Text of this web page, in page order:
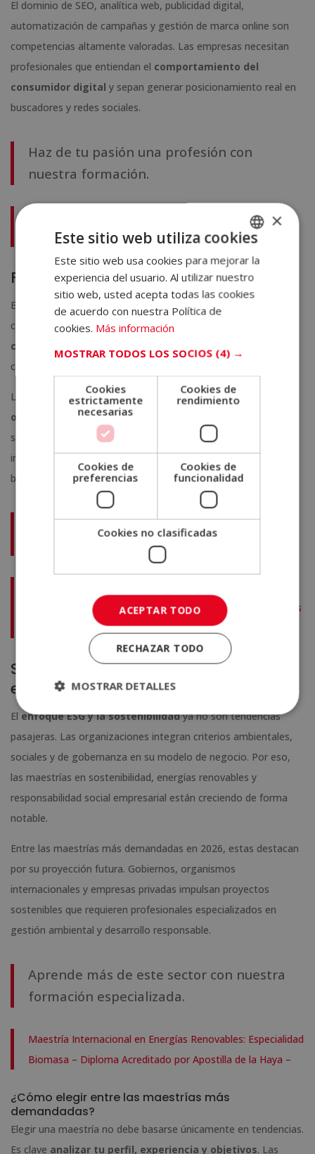
El dominio de SEO, analítica web, publicidad digital,
automatización de campañas y gestión de marca online son
competencias altamente valoradas. Las empresas necesitan
profesionales que entiendan el comportamiento del
consumidor digital y sepan generar posicionamiento real en
buscadores y redes sociales.
Haz de tu pasión una profesión con
nuestra formación.
Maestría Internacional en Marketing Online, SEO y
Posicionamiento en Buscadores
Finanzas y gestión de inversiones
En contextos económicos cambiantes, la gestión financiera
cobra aún más relevancia. Lasmaestrías en finanzas
corporativas
constante del ranking de maestrías más demandadas en 2026.
Los perfiles con capacidad para
analizar mercados,
optimizar recursos y diseñar estrategias
sólida tienen ventajas competitivas claras. Bancos, fondos de
inversión, startups tecnológicas y grandes corporaciones
buscan expertos financieros con visión estratégica.
Conviértete en un profesional del tema
con nuestra maestría online.
Finanzas y Tesorería (Con Certificado de Finance Essentials
de la Harvard Business Publishing)
Sostenibilidad y responsabilidad
empresarial
El enfoque ESG y la sostenibilidadya no son tendencias
pasajeras. Las organizaciones integran criterios ambientales,
sociales y de gobernanza en su modelo de negocio. Por eso,
las maestrías en sostenibilidad, energías renovables y
responsabilidad social empresarial están creciendo de forma
notable.
Entre las maestrías más demandadas en 2026, estas destacan
por su proyección futura. Gobiernos, organismos
internacionales y empresas privadas impulsan proyectos
sostenibles que requieren profesionales especializados en
gestión ambiental y desarrollo responsable.
Aprende más de este sector con nuestra
formación especializada.
Maestría Internacional en Energías Renovables: Especialidad
Biomasa – Diploma Acreditado por Apostilla de la Haya –
¿Cómo elegir entre las maestrías más
demandadas?
Elegir una maestría no debe basarse únicamente en tendencias.
Es clave analizar tu perfil, experiencia y objetivos. Las
SPANISH
PORTUGUESE
×
Este sitio web utiliza cookies
Este sitio web usa cookies para mejorar la
experiencia del usuario. Al utilizar nuestro
sitio web, usted acepta todas las cookies
de acuerdo con nuestra Política de
cookies. Más información
MOSTRAR TODOS LOS SOCIOS (4) →
Cookies
estrictamente
necesarias
Cookies de
rendimiento
Cookies de
preferencias
Cookies de
funcionalidad
Cookies no clasificadas
ACEPTAR TODO
RECHAZAR TODO
MOSTRAR DETALLES